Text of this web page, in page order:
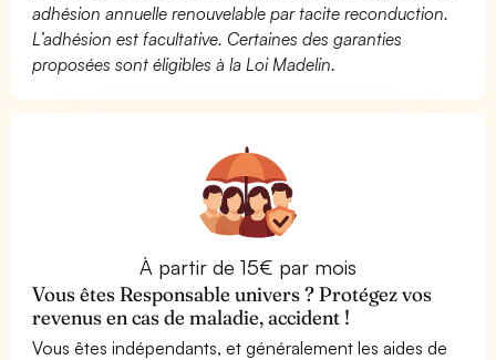
adhésion annuelle renouvelable par tacite reconduction.
L’adhésion est facultative. Certaines des garanties
proposées sont éligibles à la Loi Madelin.
À partir de 15€ par mois
Vous êtes Responsable univers ? Protégez vos
revenus en cas de maladie, accident !
Vous êtes indépendants, et généralement les aides de